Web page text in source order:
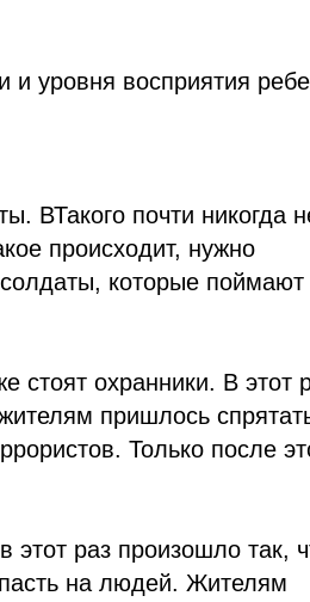
уровня восприятия
ВТакого почти никогда
происходит, нужно
которые поймают
стоят охранники. В этот
пришлось
Только после
раз произошло так,
на людей. Жителям